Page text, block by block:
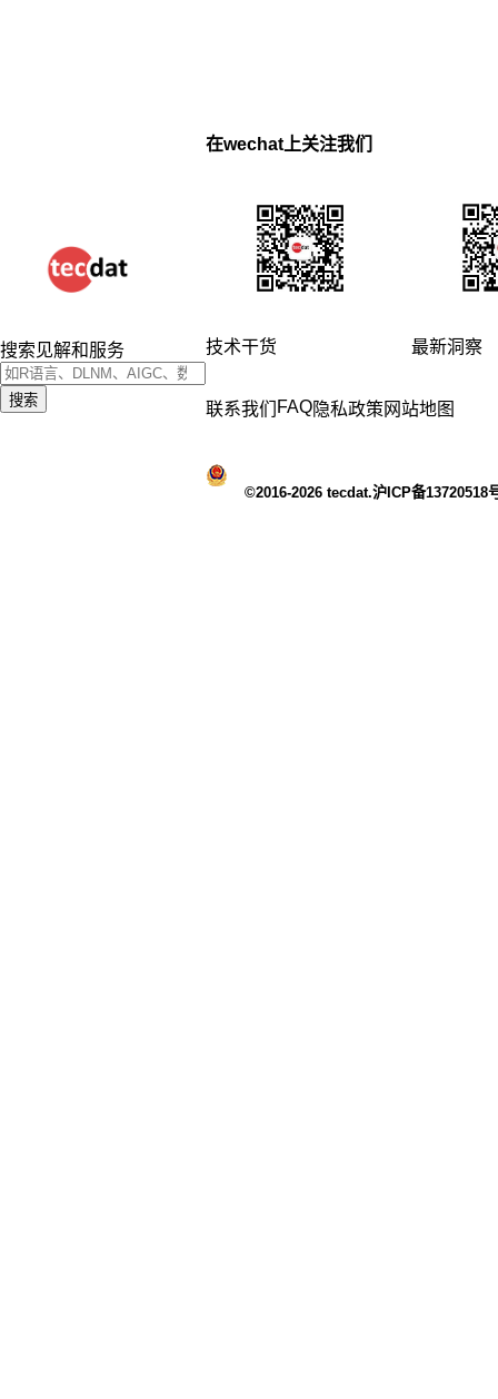
搜索见解和服务
搜索
在wechat上关注我们
技术干货 最新洞察
联系我们 FAQ隐私政策 网站地图
©2016-2026 tecdat.沪ICP备13720518